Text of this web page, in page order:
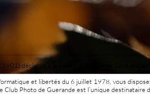
1901) déclarée à la sous-préfecture de Saint-
et libertés du 6 juillet 1978, vous
Photo de Guerande est l’unique destinataire